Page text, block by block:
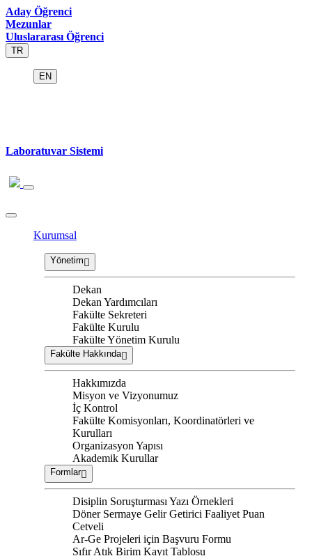
Aday Öğrenci
Mezunlar
Uluslararası Öğrenci
TR
EN
Laboratuvar Sistemi
Kurumsal
Yönetim
Dekan
Dekan Yardımcıları
Fakülte Sekreteri
Fakülte Kurulu
Fakülte Yönetim Kurulu
Fakülte Hakkında
Hakkımızda
Misyon ve Vizyonumuz
İç Kontrol
Fakülte Komisyonları, Koordinatörleri ve
Kurulları
Organizasyon Yapısı
Akademik Kurullar
Formlar
Disiplin Soruşturması Yazı Örnekleri
Döner Sermaye Gelir Getirici Faaliyet Puan
Cetveli
Ar-Ge Projeleri için Başvuru Formu
Sıfır Atık Birim Kayıt Tablosu